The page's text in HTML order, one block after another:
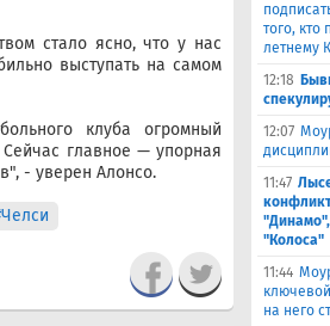
стало ясно, что у нас
выступать на самом
клуба огромный
главное — упорная
- уверен Алонсо.
того, кто
летнему
12:18
12:07
11:47
"Колоса"
11:44
на него